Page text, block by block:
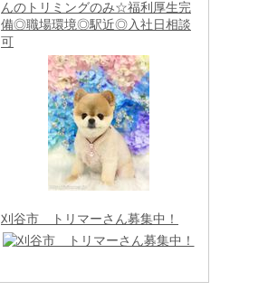
んのトリミングのみ☆福利厚生完
備◎職場環境◎駅近◎入社日相談
可
刈谷市 トリマーさん募集中！